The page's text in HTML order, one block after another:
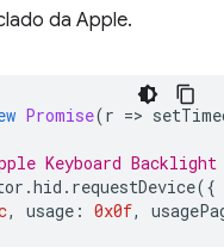
da Apple.
Promise(r =>
Keyboard
.hid . requestDevice({
, usage : 0x0f,